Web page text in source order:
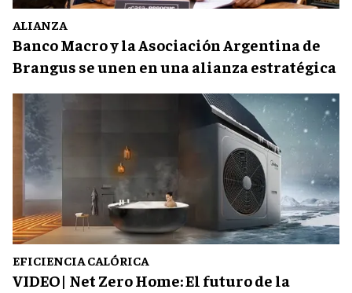
ALIANZA
Banco Macro y la Asociación Argentina de
Brangus se unen en una alianza estratégica
EFICIENCIA CALÓRICA
VIDEO| Net Zero Home: El futuro de la